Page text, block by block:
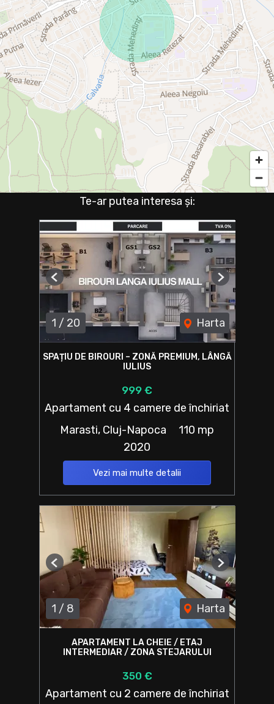
Te-ar putea interesa și:
1 / 20 Harta
Previous Next
SPAȚIU DE BIROURI – ZONĂ PREMIUM, LÂNGĂ
IULIUS
999 €
Apartament cu 4 camere de închiriat
Marasti, Cluj-Napoca
110 mp
2020
Vezi mai multe detalii
1 / 8 Harta
Previous Next
APARTAMENT LA CHEIE / ETAJ
INTERMEDIAR / ZONA STEJARULUI
350 €
Apartament cu 2 camere de închiriat